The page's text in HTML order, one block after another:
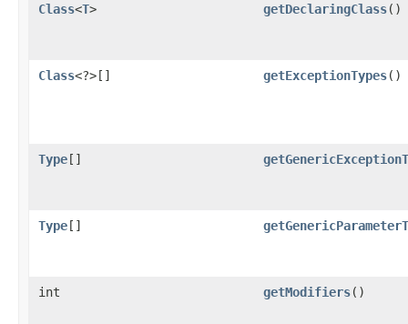
Class<T> getDeclaringClass()
Class<?>[] getExceptionTypes()
Type[]
Type[]
int getModifiers()